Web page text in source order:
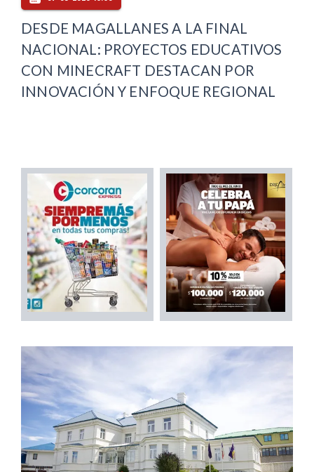
DESDE MAGALLANES A LA FINAL
NACIONAL: PROYECTOS EDUCATIVOS
CON MINECRAFT DESTACAN POR
INNOVACIÓN Y ENFOQUE REGIONAL